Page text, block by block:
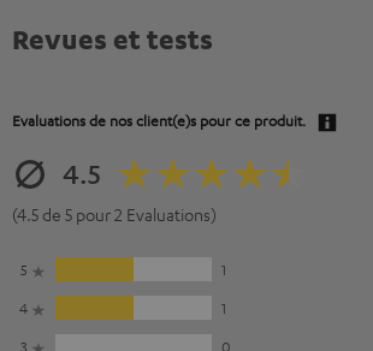
Revues et tests
Evaluations de nos client(e)s pour ce produit.
4.5
(4.5 de 5 pour 2 Evaluations)
5
1
4
1
3
0